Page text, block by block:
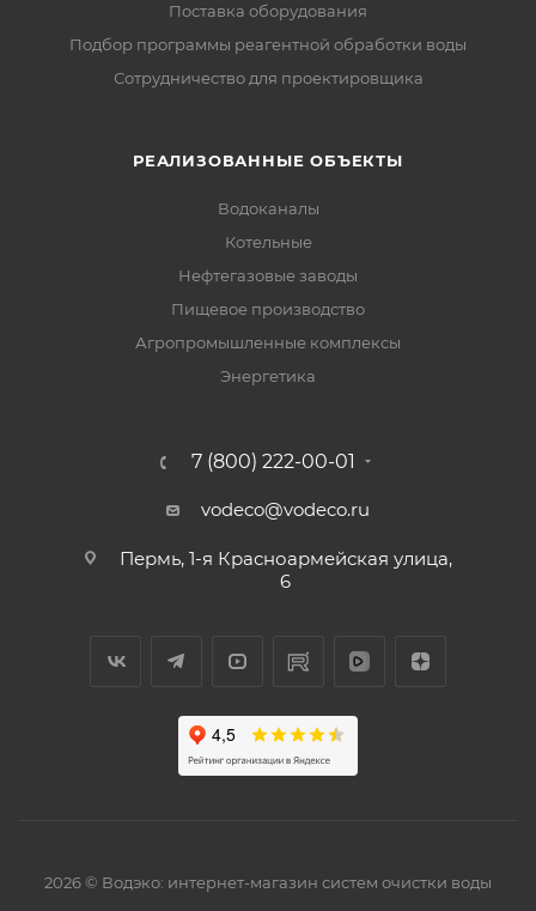
Поставка оборудования
Подбор программы реагентной обработки воды
Сотрудничество для проектировщика
РЕАЛИЗОВАННЫЕ ОБЪЕКТЫ
Водоканалы
Котельные
Нефтегазовые заводы
Пищевое производство
Агропромышленные комплексы
Энергетика
7 (800) 222-00-01
vodeco@vodeco.ru
Пермь, 1-я Красноармейская улица,
6
2026 © Водэко: интернет-магазин систем очистки воды